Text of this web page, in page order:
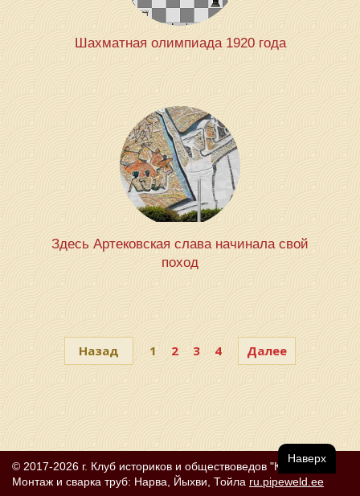
Шахматная олимпиада 1920 года
Здесь Артековская слава начинала свой
поход
Назад 1 2 3 4 Далее
© 2017-2026 г. Клуб историков и обществоведов "КЛИО"
Монтаж и сварка труб: Нарва, Йыхви, Тойла ru.pipeweld.ee
Наверх